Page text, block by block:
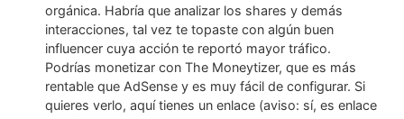
orgánica. Habría que analizar los shares y demás
interacciones, tal vez te topaste con algún buen
influencer cuya acción te reportó mayor tráfico.
Podrías monetizar con The Moneytizer, que es más
rentable que AdSense y es muy fácil de configurar. Si
quieres verlo, aquí tienes un enlace (aviso: sí, es enlace